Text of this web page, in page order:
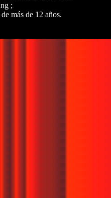
;
más de 12 años.